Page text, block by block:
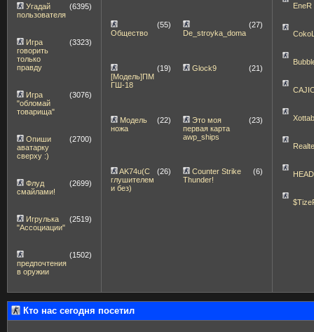
Угадай
пользователя
(6395)
Игра
говорить
только
правду
(3323)
Игра
"обломай
товарища"
(3076)
Опиши
аватарку
сверху :)
(2700)
Флуд
смайлами!
(2699)
Игрулька
"Ассоциации"
(2519)
предпочтения
в оружии
(1502)
Общество
(55)
De_stroyka_doma
(27)
[Модель]ПМ
ГШ-18
(19) Glock9 (21)
Модель
ножа
(22)
Это моя
первая карта
awp_ships
(23)
AK74u(С
глушителем
и без)
(26)
Counter Strike
Thunder!
(6)
EneR
Кто нас сегодня посетил